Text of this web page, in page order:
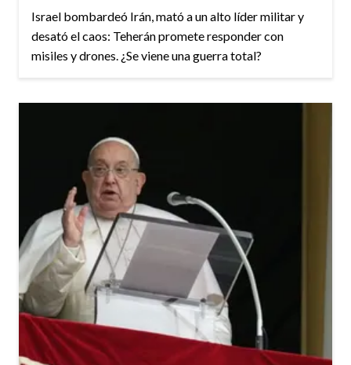
Israel bombardeó Irán, mató a un alto líder militar y
desató el caos: Teherán promete responder con
misiles y drones. ¿Se viene una guerra total?